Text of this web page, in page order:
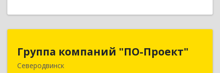
Группа компаний "ПО-Проект"
Северодвинск
Группа компаний "ПО-Проект"
164500, Архангельская обл, Северодвинск г,